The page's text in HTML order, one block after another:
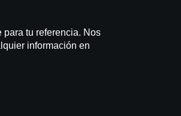
para tu referencia. Nos
información en